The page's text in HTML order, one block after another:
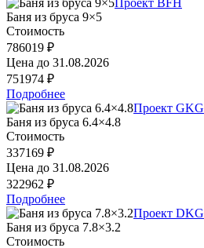
Баня из бруса 9×5
Стоимость
786019 ₽
Цена до 31.08.2026
751974 ₽
Подробнее
Проект GKG
Баня из бруса 6.4×4.8
Стоимость
337169 ₽
Цена до 31.08.2026
322962 ₽
Подробнее
Проект DKG
Баня из бруса 7.8×3.2
Стоимость